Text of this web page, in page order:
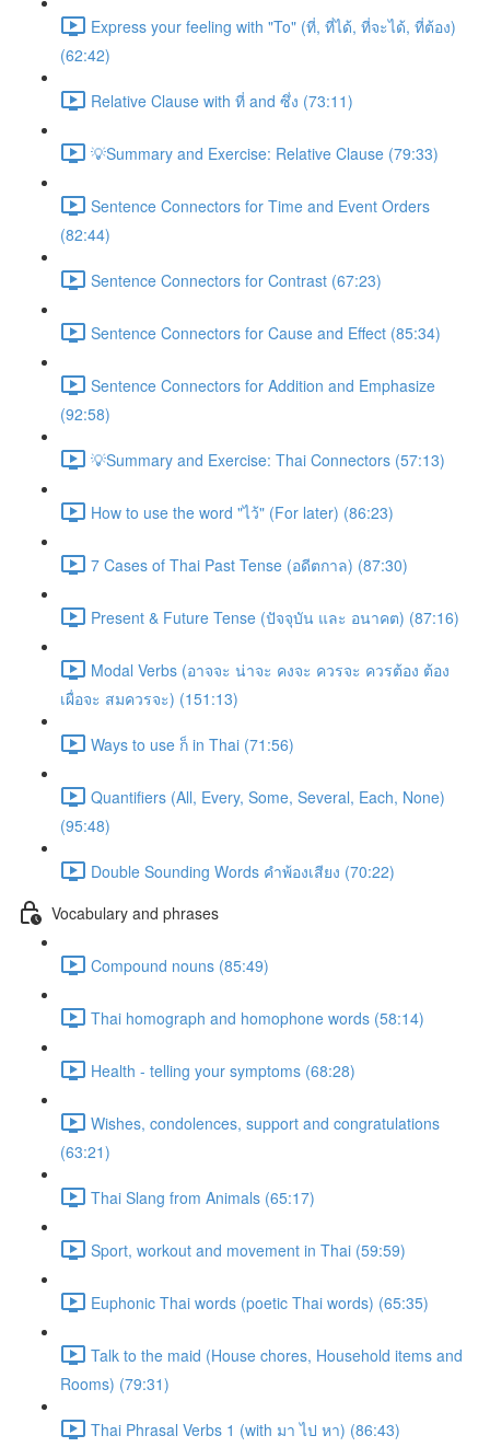
Express your feeling with "To" (ที่, ที่ได้, ที่จะได้, ที่ต้อง)
(62:42)
Relative Clause with ที่ and ซึ่ง (73:11)
💡Summary and Exercise: Relative Clause (79:33)
Sentence Connectors for Time and Event Orders
(82:44)
Sentence Connectors for Contrast (67:23)
Sentence Connectors for Cause and Effect (85:34)
Sentence Connectors for Addition and Emphasize
(92:58)
💡Summary and Exercise: Thai Connectors (57:13)
How to use the word "ไว้" (For later) (86:23)
7 Cases of Thai Past Tense (อดีตกาล) (87:30)
Present & Future Tense (ปัจจุบัน และ อนาคต) (87:16)
Modal Verbs (อาจจะ น่าจะ คงจะ ควรจะ ควรต้อง ต้อง
เผื่อจะ สมควรจะ) (151:13)
Ways to use ก็ in Thai (71:56)
Quantifiers (All, Every, Some, Several, Each, None)
(95:48)
Double Sounding Words คำพ้องเสียง (70:22)
Vocabulary and phrases
Compound nouns (85:49)
Thai homograph and homophone words (58:14)
Health - telling your symptoms (68:28)
Wishes, condolences, support and congratulations
(63:21)
Thai Slang from Animals (65:17)
Sport, workout and movement in Thai (59:59)
Euphonic Thai words (poetic Thai words) (65:35)
Talk to the maid (House chores, Household items and
Rooms) (79:31)
Thai Phrasal Verbs 1 (with มา ไป หา) (86:43)